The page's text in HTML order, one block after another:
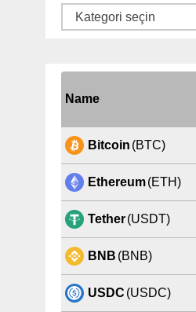
Kategoriler
Name
Bitcoin (BTC)
Ethereum(ETH)
Tether(USDT)
BNB (BNB)
USDC (USDC)